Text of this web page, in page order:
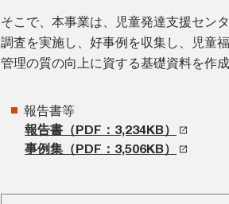
そこで、本事業は、児童発達支援セン
調査を実施し、好事例を収集し、児童
管理の質の向上に資する基礎資料を作
報告書等
報告書（PDF：3,234KB）
事例集（PDF：3,506KB）